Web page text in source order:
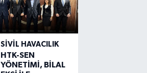
SIVIL HAVACILIK
HTK-SEN
YÖNETİMİ, BİLAL